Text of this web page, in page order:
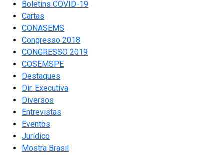
Boletins COVID-19
Cartas
CONASEMS
Congresso 2018
CONGRESSO 2019
COSEMSPE
Destaques
Dir. Executiva
Diversos
Entrevistas
Eventos
Jurídico
Mostra Brasil